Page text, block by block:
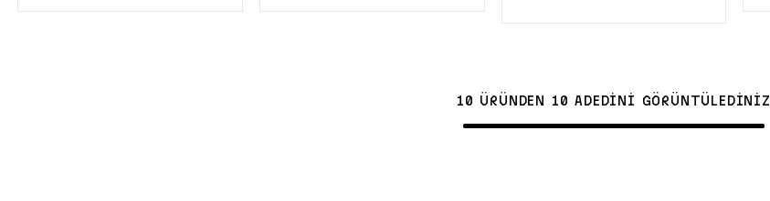
10 ÜRÜNDEN 10 ADEDİNİ GÖRÜNTÜLEDİNİZ